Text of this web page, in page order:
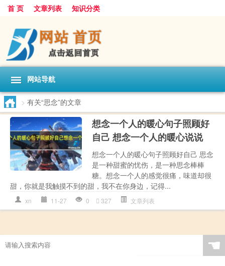
首 页 文章列表 知识分类
网站导航
> 有关“思念”的文章
想念一个人的暖心句子照顾好
自己 想念一个人的暖心说说
想念一个人的暖心句子照顾好自己 思念
是一种甜蜜的忧伤，是一种思念棒棒
糖。想念一个人的感觉很痛，味道却很
甜，你就是我触摸不到的甜，我不在你身边，记得...
xn 11-27 0 327 文章列表
☚